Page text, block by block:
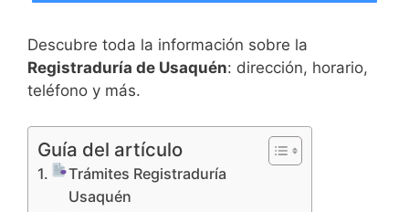
Descubre toda la información sobre la
Registraduría de Usaquén: dirección, horario,
teléfono y más.
Guía del artículo
Trámites Registraduría
Usaquén